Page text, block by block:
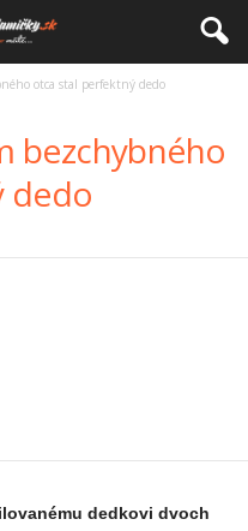
otca stal perfektný dedo
bezchybného
dedo
dedkovi dvoch